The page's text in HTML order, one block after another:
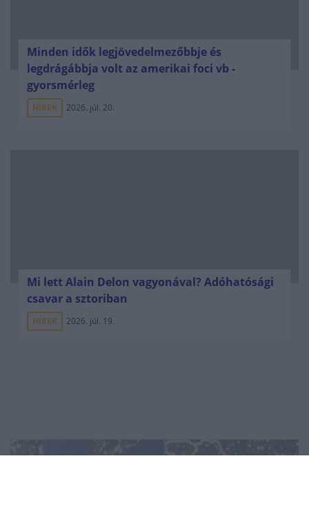
Minden idők legjövedelmezőbbje és
legdrágábbja volt az amerikai foci vb -
gyorsmérleg
HÍREK 2026. júl. 20.
Mi lett Alain Delon vagyonával? Adóhatósági
csavar a sztoriban
HÍREK 2026. júl. 19.